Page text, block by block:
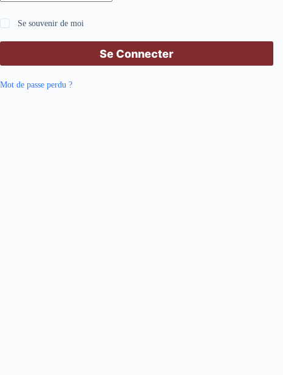
Se souvenir de moi
Se Connecter
Mot de passe perdu ?